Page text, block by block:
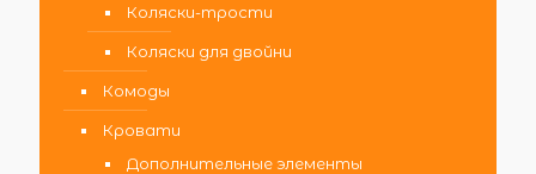
Коляски-трости
Коляски для двойни
Комоды
Кровати
Дополнительные элементы